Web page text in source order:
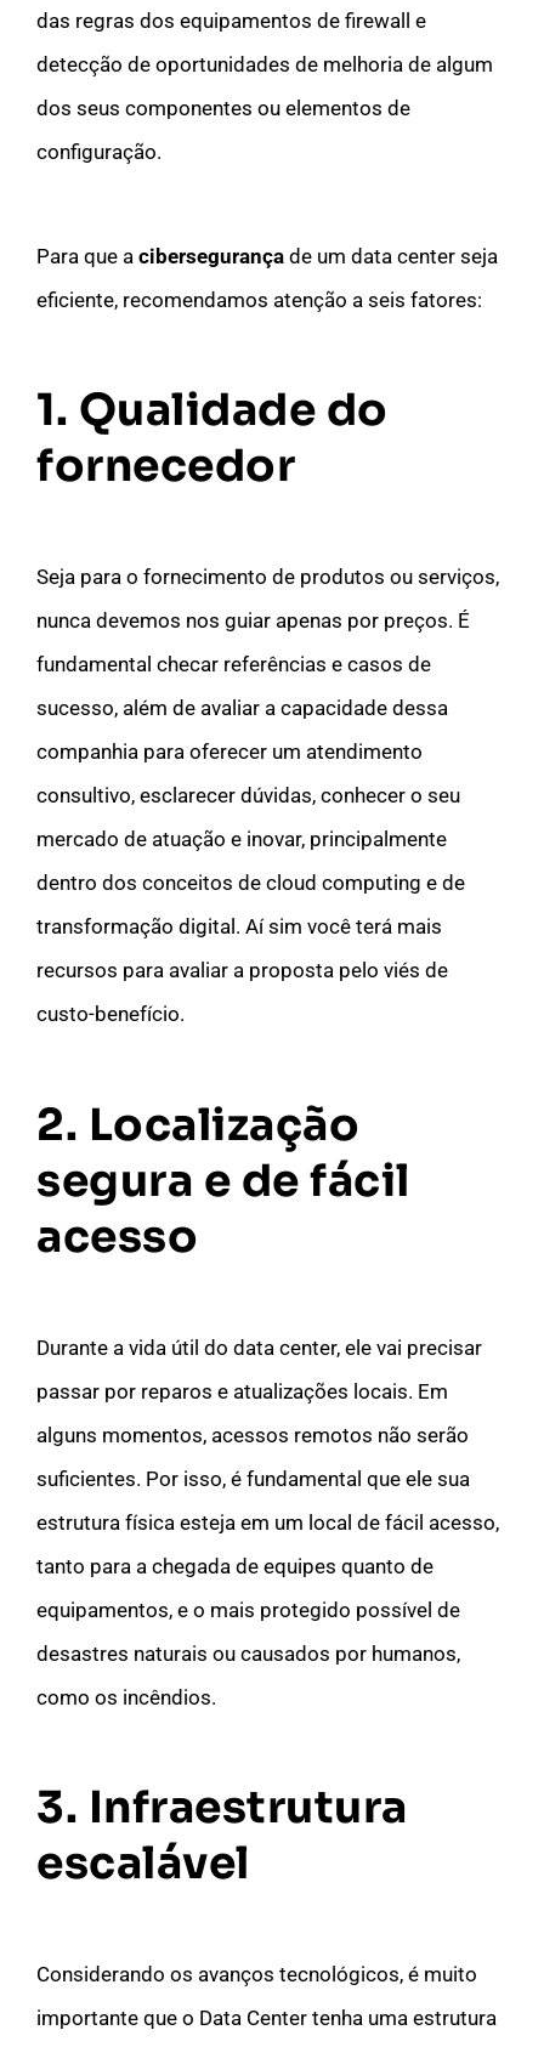
das regras dos equipamentos de firewall e
detecção de oportunidades de melhoria de algum
dos seus componentes ou elementos de
configuração.
Para que a cibersegurança de um data center seja
eficiente, recomendamos atenção a seis fatores:
1. Qualidade do
fornecedor
Seja para o fornecimento de produtos ou serviços,
nunca devemos nos guiar apenas por preços. É
fundamental checar referências e casos de
sucesso, além de avaliar a capacidade dessa
companhia para oferecer um atendimento
consultivo, esclarecer dúvidas, conhecer o seu
mercado de atuação e inovar, principalmente
dentro dos conceitos de cloud computing e de
transformação digital. Aí sim você terá mais
recursos para avaliar a proposta pelo viés de
custo-benefício.
2. Localização
segura e de fácil
acesso
Durante a vida útil do data center, ele vai precisar
passar por reparos e atualizações locais. Em
alguns momentos, acessos remotos não serão
suficientes. Por isso, é fundamental que ele sua
estrutura física esteja em um local de fácil acesso,
tanto para a chegada de equipes quanto de
equipamentos, e o mais protegido possível de
desastres naturais ou causados por humanos,
como os incêndios.
3. Infraestrutura
escalável
Considerando os avanços tecnológicos, é muito
importante que o Data Center tenha uma estrutura